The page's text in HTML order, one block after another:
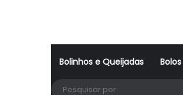
Bolinhos e Queijadas Bolos